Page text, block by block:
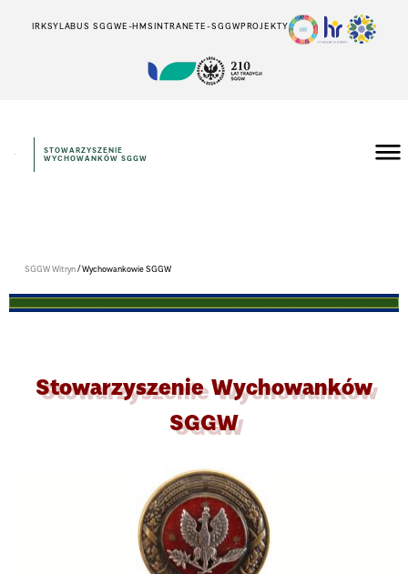
IRKSYLABUS SGGWE-HMSINTRANETE-SGGWPROJEKTY
STOWARZYSZENIE
WYCHOWANKÓW SGGW
SGGW Witryn/Wychowankowie SGGW
Stowarzyszenie Wychowanków
SGGW